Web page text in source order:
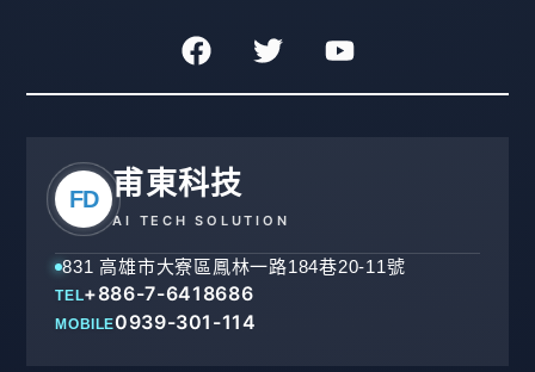
FD 甫東科技
AI TECH SOLUTION
831 高雄市大寮區鳳林一路184巷20-11號
TEL+886-7-6418686
MOBILE0939-301-114